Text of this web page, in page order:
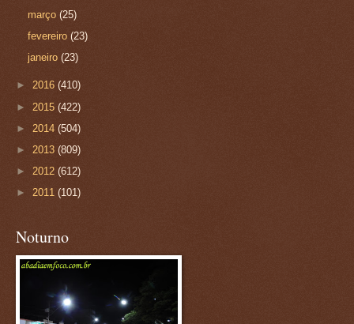
março(25)
fevereiro(23)
janeiro(23)
► 2016 (410)
► 2015 (422)
► 2014 (504)
► 2013 (809)
► 2012 (612)
► 2011 (101)
Noturno